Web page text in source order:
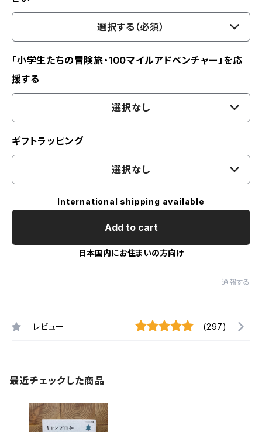
選択する（必須）
「小学生たちの冒険旅・100マイルアドベンチャー」を応
援する
選択なし
ギフトラッピング
選択なし
International shipping available
Add to cart
日本国内にお住まいの方向け
通報する
レビュー (297)
最近チェックした商品